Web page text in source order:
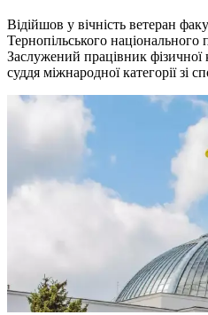
Відійшов у вічність ветеран
Тернопільського національного
Заслужений працівник фізичної
суддя міжнародної категорії зі